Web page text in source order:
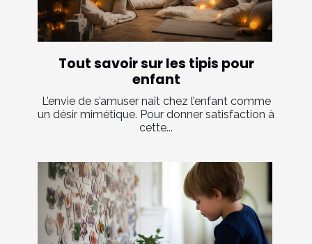
Tout savoir sur les tipis pour
enfant
L’envie de s’amuser naît chez l’enfant comme
un désir mimétique. Pour donner satisfaction à
cette...